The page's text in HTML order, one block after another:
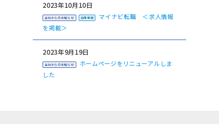
2023年10月10日
会社からのお知らせ 採用情報
マイナビ転職 ＜求人情報
を掲載＞
2023年9月19日
会社からのお知らせ
ホームページをリニューアルしま
した